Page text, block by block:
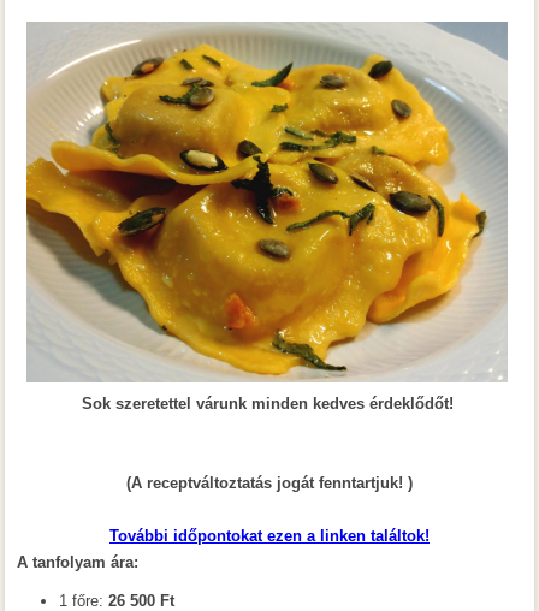
Sok szeretettel várunk minden kedves érdeklődőt!
(A receptváltoztatás jogát fenntartjuk! )
További időpontokat ezen a linken találtok!
A tanfolyam ára:
1 főre:26 500 Ft